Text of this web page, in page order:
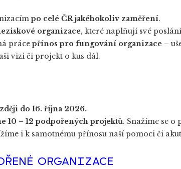
po celé ČR jakéhokoliv zaměření.
organizace, které naplňují své
prácepřínos pro fungování organizace –
vizi či projekt o kus dál.
do 16. října 2026.
10 – 12 podpořených projektů. Snažíme se
i k samotnému přínosu naší pomoci či
ORGANIZACE